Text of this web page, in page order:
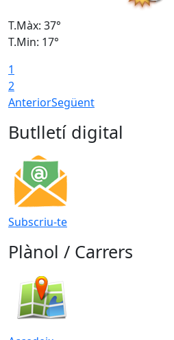
T.Màx: 37°
T.Min: 17°
1
2
AnteriorSegüent
Butlletí digital
Subscriu-te
Plànol / Carrers